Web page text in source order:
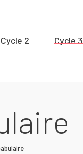
Cycle 2 Cycle 3